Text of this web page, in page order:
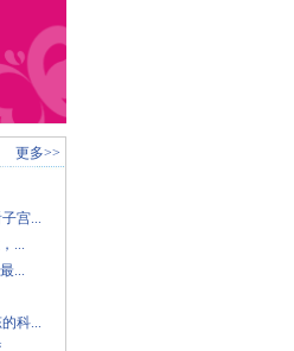
更多>>
宫...
...
...
科...